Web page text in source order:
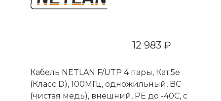
12 983 ₽
Кабель NETLAN F/UTP 4 пары, Кат.5e
(Класс D), 100МГц, одножильный, BC
(чистая медь), внешний, PE до -40C, с